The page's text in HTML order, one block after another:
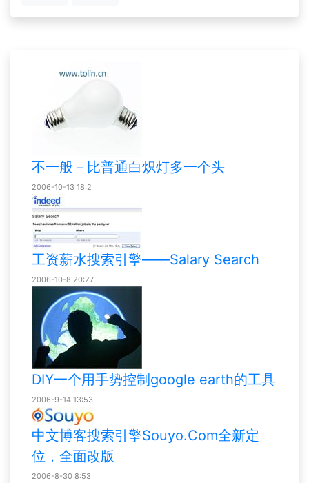
不一般－比普通白炽灯多一个头
2006-10-13 18:2
工资薪水搜索引擎——Salary Search
2006-10-8 20:27
DIY一个用手势控制google earth的工具
2006-9-14 13:53
中文博客搜索引擎Souyo.Com全新定
位，全面改版
2006-8-30 8:53